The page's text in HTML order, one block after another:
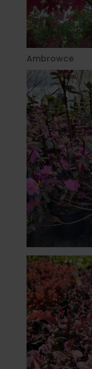
Ambrowce